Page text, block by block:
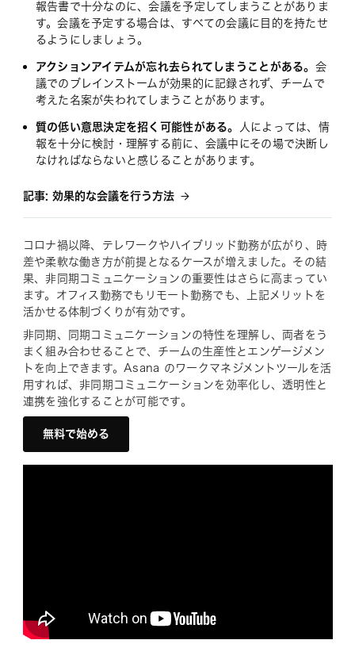
報告書で十分なのに、会議を予定してしまうことがありま
す。会議を予定する場合は、すべての会議に目的を持たせ
るようにしましょう。
アクションアイテムが忘れ去られてしまうことがある。 会
議でのブレインストームが効果的に記録されず、チームで
考えた名案が失われてしまうことがあります。
質の低い意思決定を招く可能性がある。
人によっては、情
報を十分に検討・理解する前に、会議中にその場で決断し
なければならないと感じることがあります。
記事: 効果的な会議を行う方法
コロナ禍以降、テレワークやハイブリッド勤務が広がり、時
差や柔軟な働き方が前提となるケースが増えました。その結
果、非同期コミュニケーションの重要性はさらに高まってい
ます。オフィス勤務でもリモート勤務でも、上記メリットを
活かせる体制づくりが有効です。
非同期、同期コミュニケーションの特性を理解し、両者をう
まく組み合わせることで、チームの生産性とエンゲージメン
トを向上できます。Asana のワークマネジメントツールを活
用すれば、非同期コミュニケーションを効率化し、透明性と
連携を強化することが可能です。
無料で始める